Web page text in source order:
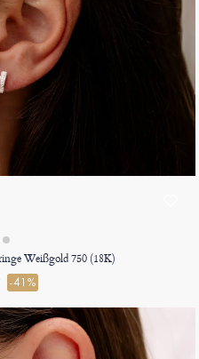
Weißgold 750 (18K)
-41%